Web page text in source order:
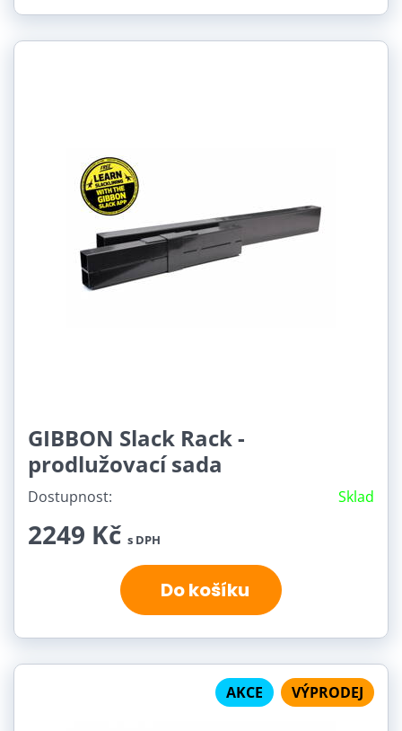
GIBBON Slack Rack -
prodlužovací sada
Dostupnost: Sklad
2249 Kč s DPH
Do košíku
AKCE VÝPRODEJ